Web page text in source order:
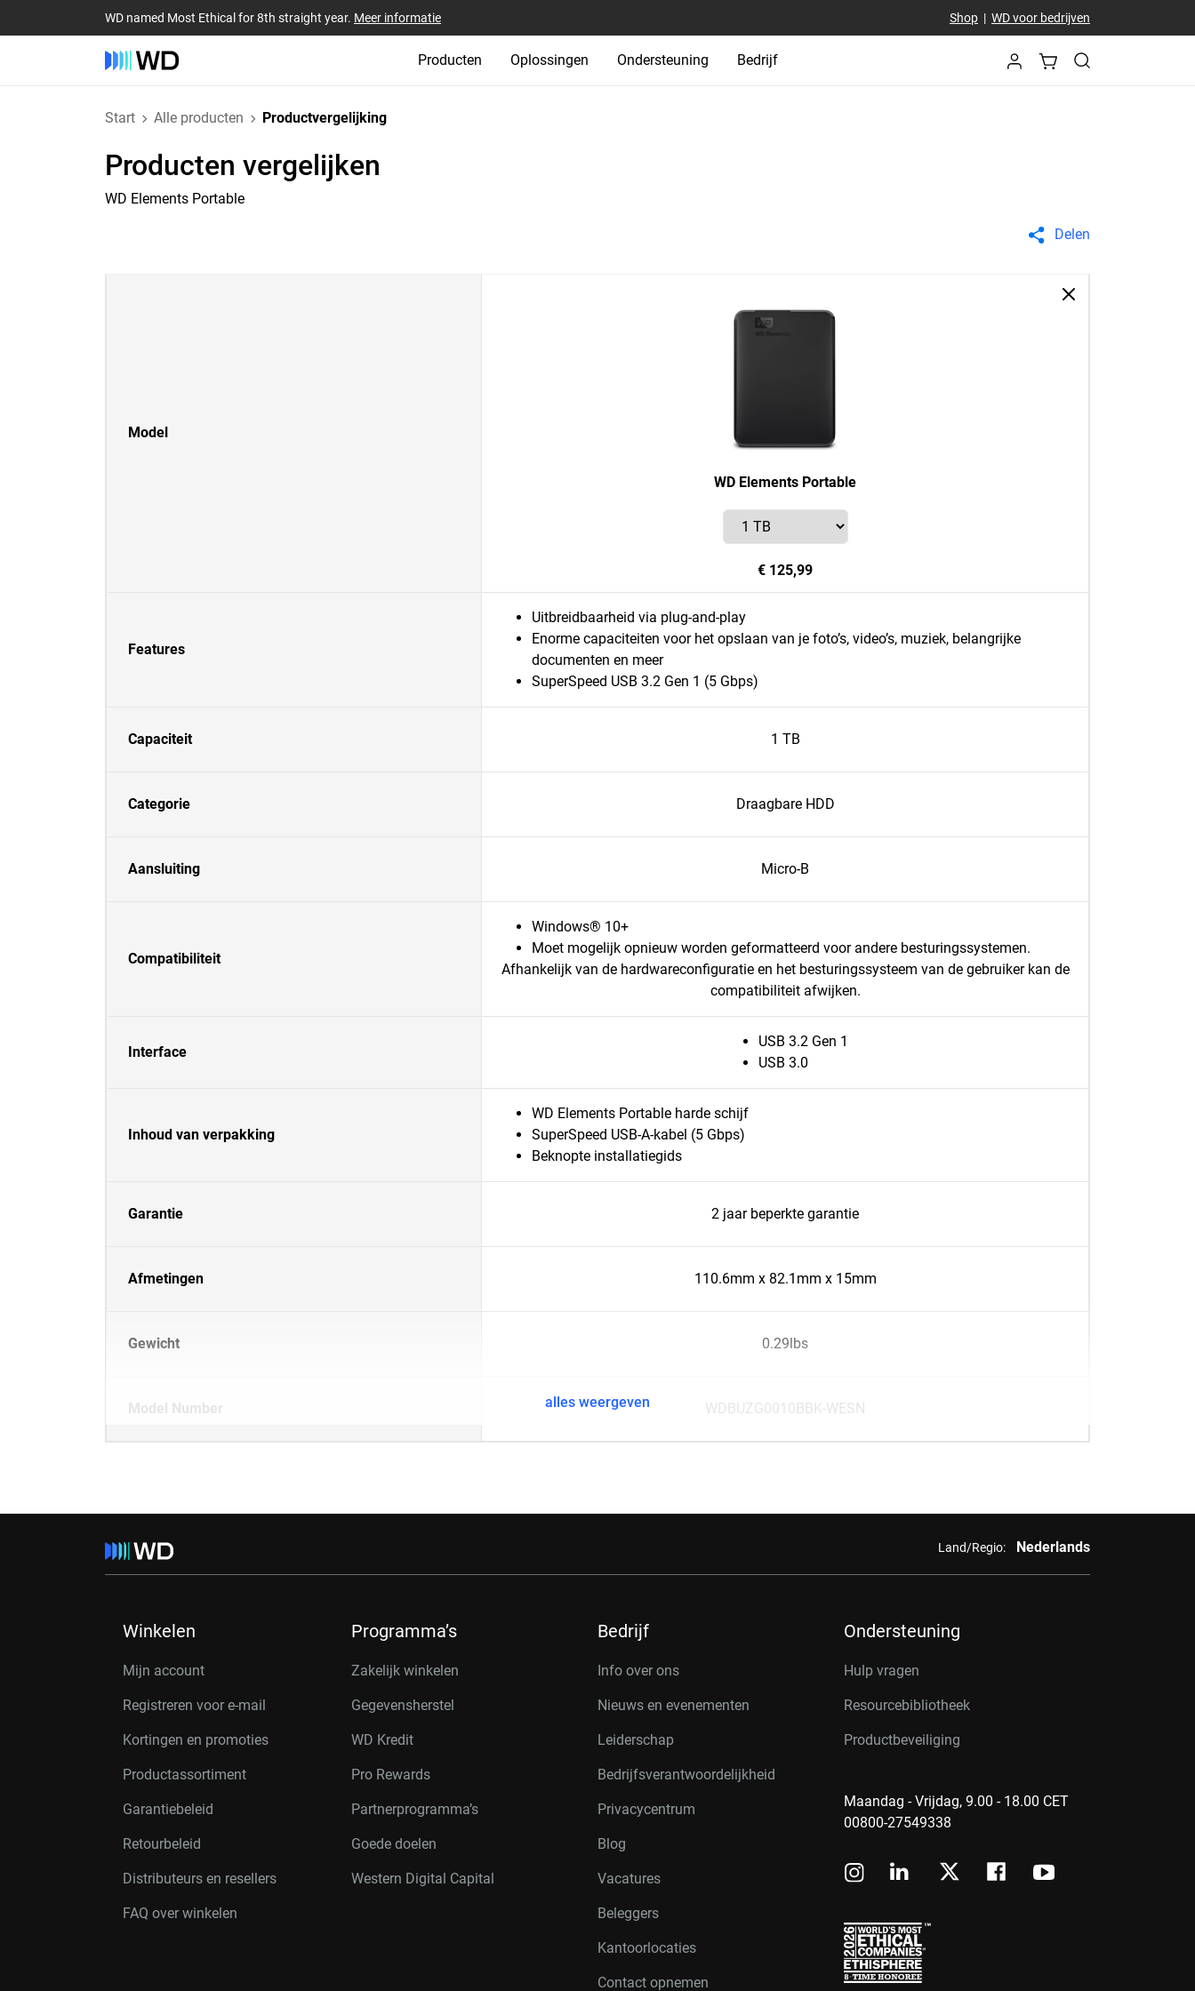
WD named Most Ethical for 8th straight year. Meer informatie Shop| WD voor bedrijven
Producten Oplossingen Ondersteuning Bedrijf
Start Alle producten Productvergelijking
Producten vergelijken
WD Elements Portable
Delen
Model
WD Elements Portable
€ 125,99
Features
Uitbreidbaarheid via plug-and-play
Enorme capaciteiten voor het opslaan van je foto’s, video’s, muziek, belangrijke
documenten en meer
SuperSpeed USB 3.2 Gen 1 (5 Gbps)
Capaciteit 1 TB
Categorie Draagbare HDD
Aansluiting Micro-B
Compatibiliteit
Windows® 10+
Moet mogelijk opnieuw worden geformatteerd voor andere besturingssystemen.
Afhankelijk van de hardwareconfiguratie en het besturingssysteem van de gebruiker kan de
compatibiliteit afwijken.
Interface
USB 3.2 Gen 1
USB 3.0
Inhoud van verpakking
WD Elements Portable harde schijf
SuperSpeed USB-A-kabel (5 Gbps)
Beknopte installatiegids
Garantie 2 jaar beperkte garantie
Afmetingen 110.6mm x 82.1mm x 15mm
Gewicht 0.29lbs
Model Number WDBUZG0010BBK-WESN
alles weergeven
Land/Regio: Nederlands
Winkelen
Mijn account
Registreren voor e-mail
Kortingen en promoties
Productassortiment
Garantiebeleid
Retourbeleid
Distributeurs en resellers
FAQ over winkelen
Programma’s
Zakelijk winkelen
Gegevensherstel
WD Kredit
Pro Rewards
Partnerprogramma’s
Goede doelen
Western Digital Capital
Bedrijf
Info over ons
Nieuws en evenementen
Leiderschap
Bedrijfsverantwoordelijkheid
Privacycentrum
Blog
Vacatures
Beleggers
Kantoorlocaties
Contact opnemen
Ondersteuning
Hulp vragen
Resourcebibliotheek
Productbeveiliging
Maandag - Vrijdag, 9.00 - 18.00 CET
00800-27549338